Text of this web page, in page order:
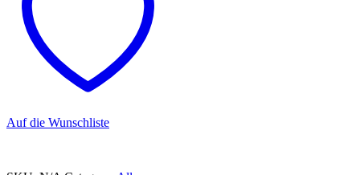
Auf die Wunschliste